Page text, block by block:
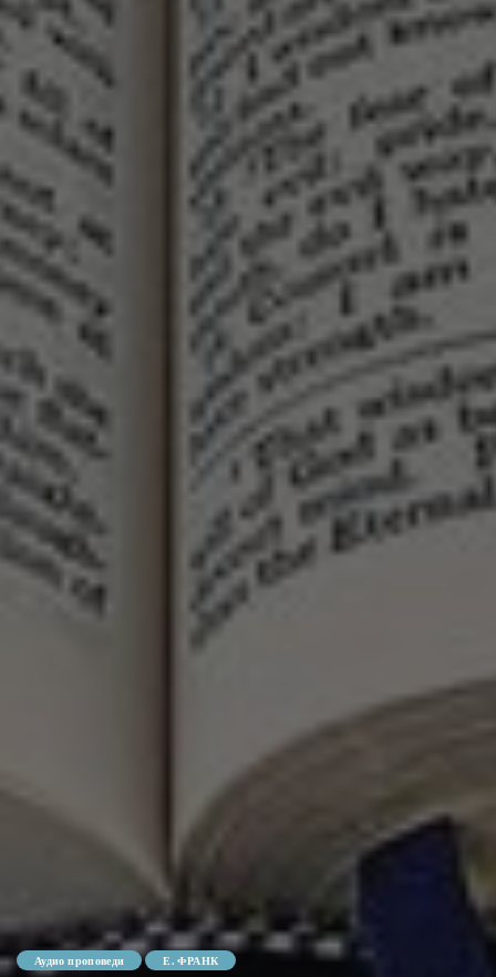
Аудио проповеди Е. ФРАНК